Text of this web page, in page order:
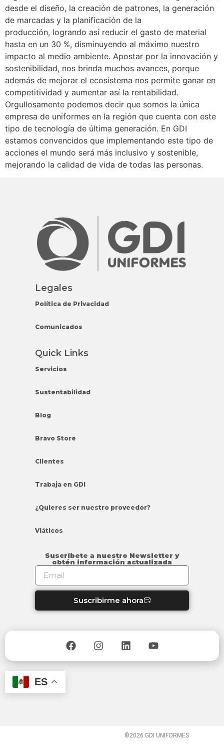
desde el diseño, la creación de patrones, la generación
de marcadas y la planificación de la
producción, logrando así reducir el gasto de material
hasta en un 30 %, disminuyendo al máximo nuestro
impacto al medio ambiente. Apostar por la innovación y
sostenibilidad, nos brinda muchos avances, porque
además de mejorar el ecosistema nos permite ganar en
competitividad y aumentar así la rentabilidad.
Orgullosamente podemos decir que somos la única
empresa de uniformes en la región que cuenta con este
tipo de tecnología de última generación. En GDI
estamos convencidos que implementando este tipo de
acciones el mundo será más inclusivo y sostenible,
mejorando la calidad de vida de todas las personas.
Legales
Política de Privacidad
Comunicados
Quick Links
Servicios
Sustentabilidad
Blog
Bravo Store
Clientes
Trabaja en GDI
¿Quieres ser nuestro proveedor?
Viáticos
Suscríbete a nuestro Newsletter y
obtén información actualizada
Suscribirme ahora
ES
©2026 GDI UNIFORMES